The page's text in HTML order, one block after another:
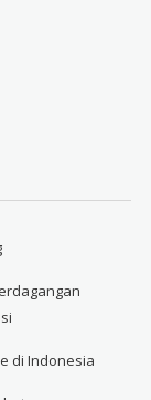
di Indonesia